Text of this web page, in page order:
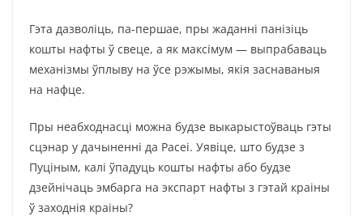
Гэта дазволіць, па-першае, пры жаданні панізіць
кошты нафты ў свеце, а як максімум — выпрабаваць
механізмы ўплыву на ўсе рэжымы, якія заснаваныя
на нафце.
Пры неабходнасці можна будзе выкарыстоўваць гэты
сцэнар у дачыненні да Расеі. Уявіце, што будзе з
Пуціным, калі ўпадуць кошты нафты або будзе
дзейнічаць эмбарга на экспарт нафты з гэтай краіны
ў заходнія краіны?